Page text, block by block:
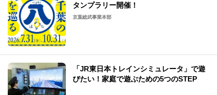
タンプラリー開催！
京葉総武事業本部
「JR東日本トレインシミュレータ」で遊
びたい！家庭で遊ぶための5つのSTEP